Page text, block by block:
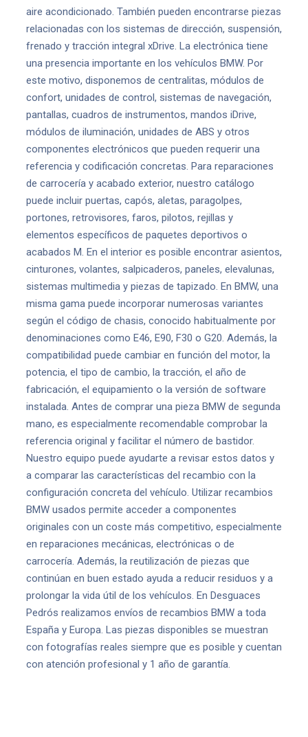
aire acondicionado. También pueden encontrarse piezas
relacionadas con los sistemas de dirección, suspensión,
frenado y tracción integral xDrive. La electrónica tiene
una presencia importante en los vehículos BMW. Por
este motivo, disponemos de centralitas, módulos de
confort, unidades de control, sistemas de navegación,
pantallas, cuadros de instrumentos, mandos iDrive,
módulos de iluminación, unidades de ABS y otros
componentes electrónicos que pueden requerir una
referencia y codificación concretas. Para reparaciones
de carrocería y acabado exterior, nuestro catálogo
puede incluir puertas, capós, aletas, paragolpes,
portones, retrovisores, faros, pilotos, rejillas y
elementos específicos de paquetes deportivos o
acabados M. En el interior es posible encontrar asientos,
cinturones, volantes, salpicaderos, paneles, elevalunas,
sistemas multimedia y piezas de tapizado. En BMW, una
misma gama puede incorporar numerosas variantes
según el código de chasis, conocido habitualmente por
denominaciones como E46, E90, F30 o G20. Además, la
compatibilidad puede cambiar en función del motor, la
potencia, el tipo de cambio, la tracción, el año de
fabricación, el equipamiento o la versión de software
instalada. Antes de comprar una pieza BMW de segunda
mano, es especialmente recomendable comprobar la
referencia original y facilitar el número de bastidor.
Nuestro equipo puede ayudarte a revisar estos datos y
a comparar las características del recambio con la
configuración concreta del vehículo. Utilizar recambios
BMW usados permite acceder a componentes
originales con un coste más competitivo, especialmente
en reparaciones mecánicas, electrónicas o de
carrocería. Además, la reutilización de piezas que
continúan en buen estado ayuda a reducir residuos y a
prolongar la vida útil de los vehículos. En Desguaces
Pedrós realizamos envíos de recambios BMW a toda
España y Europa. Las piezas disponibles se muestran
con fotografías reales siempre que es posible y cuentan
con atención profesional y 1 año de garantía.